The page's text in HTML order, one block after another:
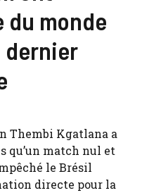
du monde
dernier
Thembi Kgatlana a
qu’un match nul et
le Brésil
directe pour la